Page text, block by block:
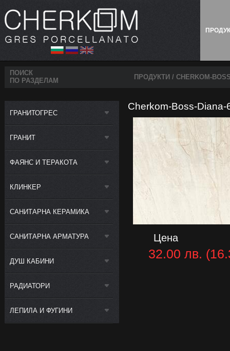
ПОИСК
ПО РАЗДЕЛАМ
ПРОДУКТИ / CHERKOM-
ГРАНИТОГРЕС
ГРАНИТ
ФАЯНС И ТЕРАКОТА
КЛИНКЕР
САНИТАРНА КЕРАМИКА
САНИТАРНА АРМАТУРА
ДУШ КАБИНИ
РАДИАТОРИ
ЛЕПИЛА И ФУГИНИ
Cherkom-Boss-
Цена
32.00 лв.